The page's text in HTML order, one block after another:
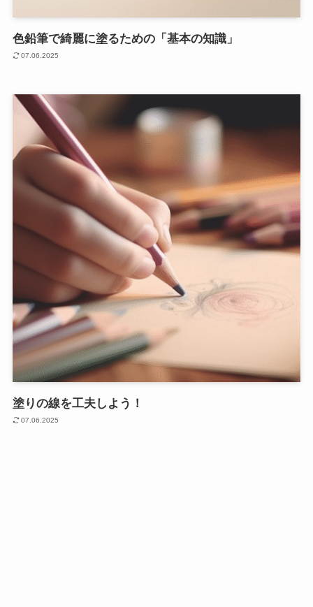
色鉛筆で綺麗に塗るための「基本の知識」
07.06.2025
塗りの線を工夫しよう！
07.06.2025